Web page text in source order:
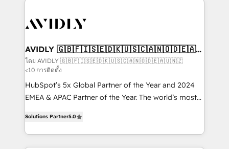
Healthcare - Financial Services - Managed IT (MSP) -
we help: ✔️ Full HubSpot implementations and portal
optimization ✔️ Data migrations, CRM architecture,
and reporting foundations ✔️ Custom integrations
and workflow automation ✔️ User adoption
programs, training, and enablement Through project-
partnerships, we guide organizations through the
revenue maturity model - delivering the right
improvements at the right time so operations
AVIDLY 🇬🇧🇫🇮🇸🇪🇩🇰🇺🇸🇨🇦🇳🇴🇩🇪🇦🇺
🇳🇿
โดย AVIDLY 🇬🇧🇫🇮🇸🇪🇩🇰🇺🇸🇨🇦🇳🇴🇩🇪🇦🇺🇳🇿
<10 การติดตั้ง
HubSpot’s 5x Global Partner of the Year and 2024
EMEA & APAC Partner of the Year. The world’s most
and 370+ specialists across EMEA, APAC and NAM,
we de-risk complex CRM programmes and
Solutions Partner5.0